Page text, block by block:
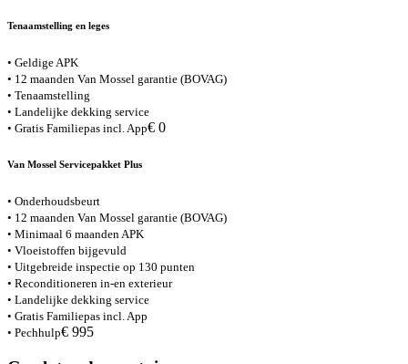
Tenaamstelling en leges
• Geldige APK
• 12 maanden Van Mossel garantie (BOVAG)
• Tenaamstelling
• Landelijke dekking service
• Gratis Familiepas incl. App€ 0
Van Mossel Servicepakket Plus
• Onderhoudsbeurt
• 12 maanden Van Mossel garantie (BOVAG)
• Minimaal 6 maanden APK
• Vloeistoffen bijgevuld
• Uitgebreide inspectie op 130 punten
• Reconditioneren in-en exterieur
• Landelijke dekking service
• Gratis Familiepas incl. App
• Pechhulp€ 995